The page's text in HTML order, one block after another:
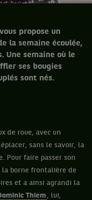
propose un
la semaine écoulée,
Une semaine où le
ses bougies
sont nés.
de roue, avec un
sans le savoir, la
Pour faire passer son
la borne frontalière de
et a ainsi agrandi la
Thiem, lui,